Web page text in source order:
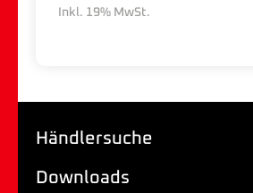
Inkl. 19% MwSt.
Händlersuche
Downloads